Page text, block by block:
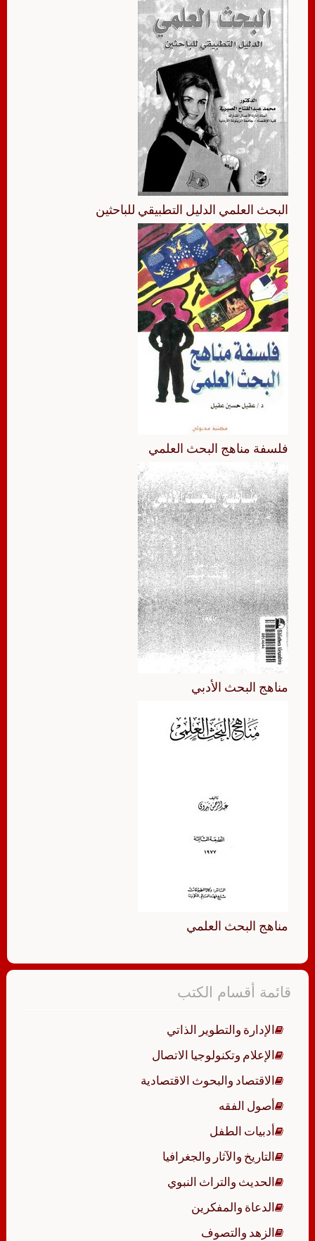
البحث العلمي الدليل التطبيقي للباحثين
فلسفة مناهج البحث العلمي
مناهج البحث الأدبي
مناهج البحث العلمي
قائمة أقسام الكتب
الإدارة والتطوير الذاتي
الإعلام وتكنولوجيا الاتصال
الاقتصاد والبحوث الاقتصادية
أصول الفقه
أدبيات الطفل
التاريخ والآثار والجغرافيا
الحديث والتراث النبوي
الدعاة والمفكرين
الزهد والتصوف